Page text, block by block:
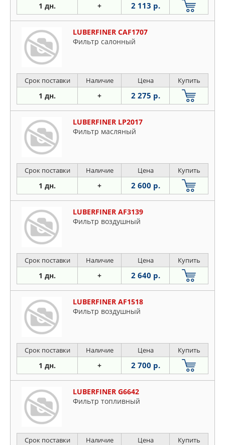
1 дн. + 2 113 р.
LUBERFINER CAF1707
Фильтр салонный
Срок поставки Наличие Цена Купить
1 дн. + 2 275 р.
LUBERFINER LP2017
Фильтр масляный
Срок поставки Наличие Цена Купить
1 дн. + 2 600 р.
LUBERFINER AF3139
Фильтр воздушный
Срок поставки Наличие Цена Купить
1 дн. + 2 640 р.
LUBERFINER AF1518
Фильтр воздушный
Срок поставки Наличие Цена Купить
1 дн. + 2 700 р.
LUBERFINER G6642
Фильтр топливный
Срок поставки Наличие Цена Купить